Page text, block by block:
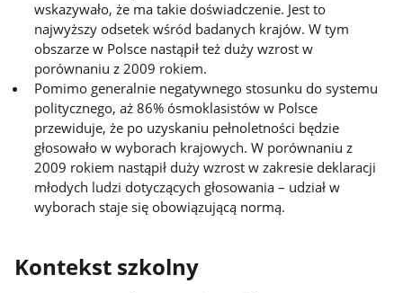
wskazywało, że ma takie doświadczenie. Jest to
najwyższy odsetek wśród badanych krajów. W tym
obszarze w Polsce nastąpił też duży wzrost w
porównaniu z 2009 rokiem.
Pomimo generalnie negatywnego stosunku do systemu
politycznego, aż 86% ósmoklasistów w Polsce
przewiduje, że po uzyskaniu pełnoletności będzie
głosowało w wyborach krajowych. W porównaniu z
2009 rokiem nastąpił duży wzrost w zakresie deklaracji
młodych ludzi dotyczących głosowania – udział w
wyborach staje się obowiązującą normą.
Kontekst szkolny